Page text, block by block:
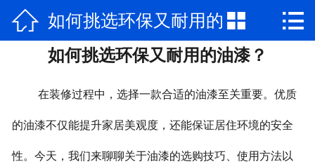
 网站首页
公司简介
产品展示
新闻动态
荣誉资质
 如何挑选环保又耐用的
油漆？
 
如何挑选环保又耐用的油漆？
在装修过程中，选择一款合适的油漆至关重要。优质
的油漆不仅能提升家居美观度，还能保证居住环境的安全
性。今天，我们来聊聊关于油漆的选购技巧、使用方法以